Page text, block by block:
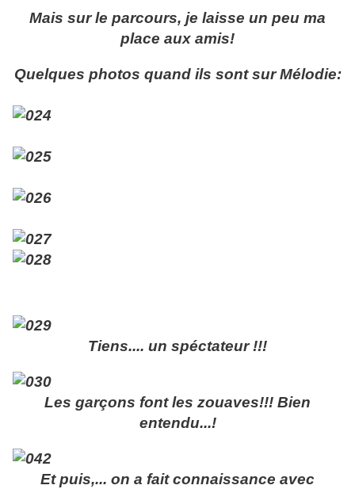
Mais sur le parcours, je laisse un peu ma
place aux amis!
Quelques photos quand ils sont sur Mélodie:
Tiens.... un spéctateur !!!
Les garçons font les zouaves!!! Bien
entendu...!
Et puis,... on a fait connaissance avec